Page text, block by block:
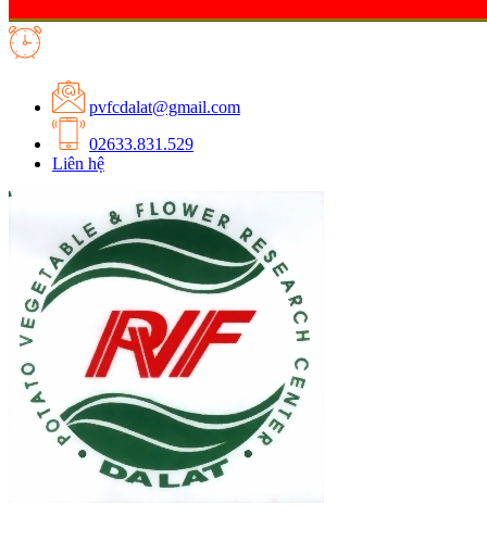
pvfcdalat@gmail.com
02633.831.529
Liên hệ